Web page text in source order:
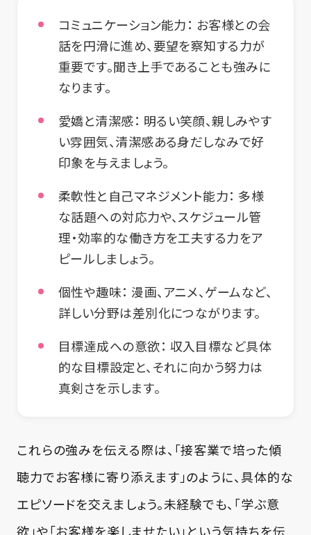
コミュニケーション能力： お客様との会
話を円滑に進め、要望を察知する力が
重要です。聞き上手であることも強みに
なります。
愛嬌と清潔感： 明るい笑顔、親しみやす
い雰囲気、清潔感ある身だしなみで好
印象を与えましょう。
柔軟性と自己マネジメント能力： 多様
な話題への対応力や、スケジュール管
理・効率的な働き方を工夫する力をア
ピールしましょう。
個性や趣味： 漫画、アニメ、ゲームなど、
詳しい分野は差別化につながります。
目標達成への意欲： 収入目標など具体
的な目標設定と、それに向かう努力は
真剣さを示します。
これらの強みを伝える際は、「接客業で培った傾
聴力でお客様に寄り添えます」のように、具体的な
エピソードを交えましょう。未経験でも、「学ぶ意
欲」や「お客様を楽しませたい」という気持ちを伝